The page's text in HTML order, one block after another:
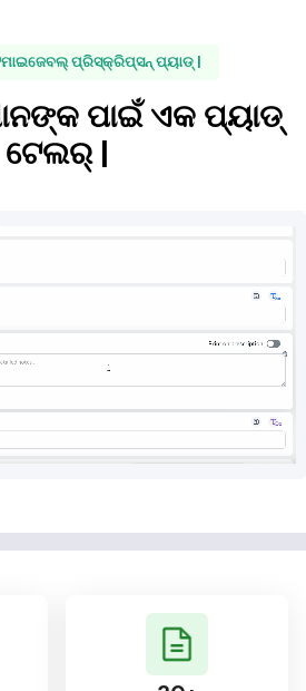
ପ୍ରିସ୍କ୍ରିପ୍ସନ୍ ପ୍ୟାଡ୍ |
ପାଇଁ ଏକ ପ୍ୟାଡ୍
ଟେଲର୍ |